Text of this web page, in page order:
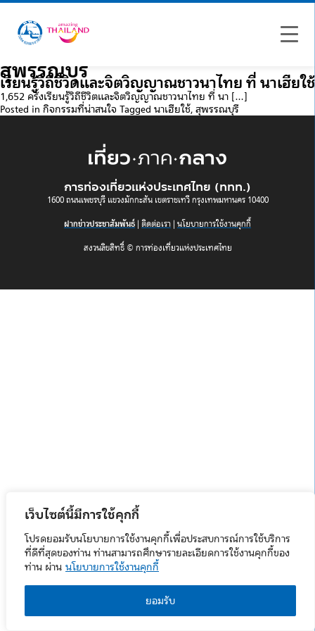
เว็บไซต์นี้มีการใช้คุกกี้
โปรดยอมรับนโยบายการใช้งานคุกกี้เพื่อประสบการณ์การใช้บริการ
ที่ดีที่สุดของท่าน ท่านสามารถศึกษารายละเอียดการใช้งานคุกกี้ของ
ท่าน ผ่าน นโยบายการใช้งานคุกกี้
ยอมรับ
สุพรรณบุรี
เรียนรู้วิถีชีวิตและจิตวิญญาณชาวนาไทย ที่ นาเฮียใช้
1,652 ครั้งเรียนรู้วิถีชีวิตและจิตวิญญาณชาวนาไทย ที่ นา […]
Posted in กิจกรรมที่น่าสนใจ Tagged นาเฮียใช้,สุพรรณบุรี
การท่องเที่ยวแห่งประเทศไทย (ททท.)
1600 ถนนเพชรบุรี แขวงมักกะสัน เขตราชเทวี กรุงเทพมหานคร 10400
ฝากข่าวประชาสัมพันธ์ | ติดต่อเรา | นโยบายการใช้งานคุกกี้
สงวนลิขสิทธิ์ © การท่องเที่ยวแห่งประเทศไทย